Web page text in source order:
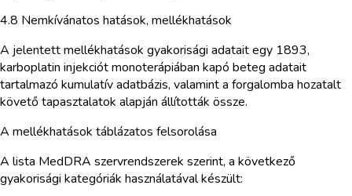
4.8 Nemkívánatos hatások, mellékhatások
A jelentett mellékhatások gyakorisági adatait egy 1893,
karboplatin injekciót monoterápiában kapó beteg adatait
tartalmazó kumulatív adatbázis, valamint a forgalomba hozatalt
követő tapasztalatok alapján állították össze.
A mellékhatások táblázatos felsorolása
A lista MedDRA szervrendszerek szerint, a következő
gyakorisági kategóriák használatával készült: